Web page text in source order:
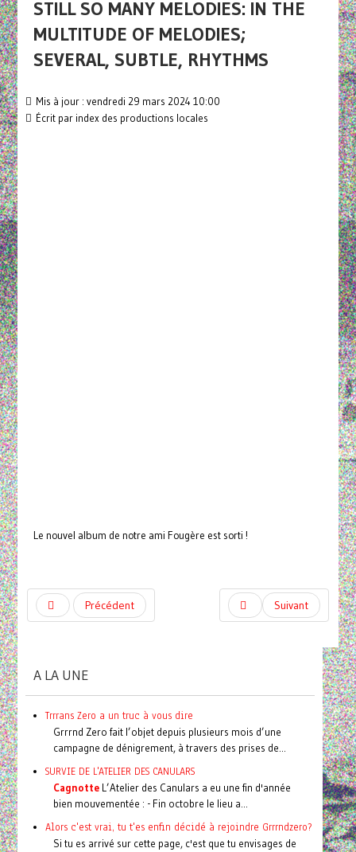
STILL SO MANY MELODIES: IN THE
MULTITUDE OF MELODIES;
SEVERAL, SUBTLE, RHYTHMS
Mis à jour : vendredi 29 mars 2024 10:00
Écrit par index des productions locales
Le nouvel album de notre ami Fougère est sorti !
Précédent Suivant
A LA UNE
Trrrans Zero a un truc à vous dire
Grrrnd Zero fait l’objet depuis plusieurs mois d’une
campagne de dénigrement, à travers des prises de...
SURVIE DE L'ATELIER DES CANULARS
CagnotteL’Atelier des Canulars a eu une fin d'année
bien mouvementée : - Fin octobre le lieu a...
Alors c'est vrai, tu t'es enfin décidé à rejoindre Grrrndzero?
Si tu es arrivé sur cette page, c'est que tu envisages de